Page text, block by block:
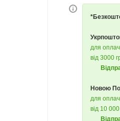
для
від 3000
Новою
для
від 10 000